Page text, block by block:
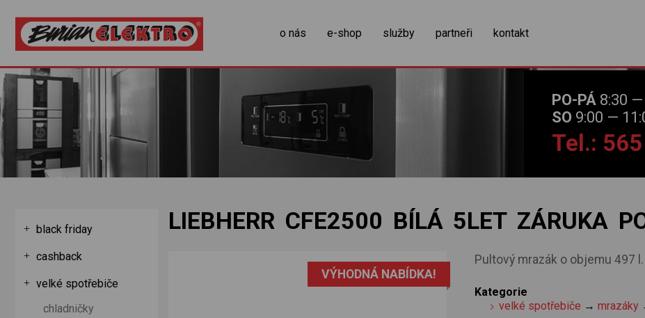
o nás e-shop služby partneři kontakt
zobrazit obsah košíku
PO-PÁ 8:30
SO 9:00 —
Tel.:
LIEBHERR CFE2500 BÍLÁ 5LET ZÁRUKA
Pultový mrazák o objemu 497 l.
Kategorie
velké spotřebiče →mrazáky
VÝHODNÁ NABÍDKA!
black friday
cashback
velké spotřebiče
chladničky